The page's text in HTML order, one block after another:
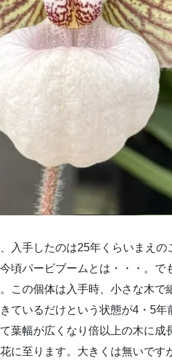
入手したのは25年くらいまえ
頃パービブームとは・・・。
この個体は入手時、小さな木で
ているだけという状態が4・5
葉幅が広くなり倍以上の木に成
に至ります。大きくは無いです